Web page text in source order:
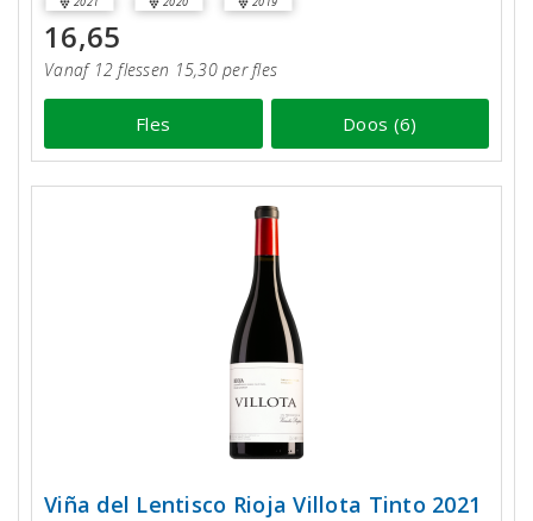
16,65
Vanaf 12 flessen 15,30 per fles
Fles Doos (6)
Viña del Lentisco Rioja Villota Tinto 2021